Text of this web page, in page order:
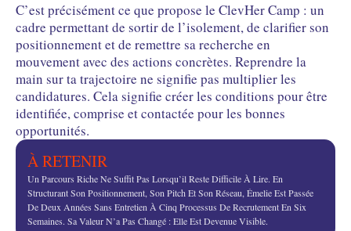
C’est précisément ce que propose le ClevHer Camp : un
cadre permettant de sortir de l’isolement, de clarifier son
positionnement et de remettre sa recherche en
mouvement avec des actions concrètes. Reprendre la
main sur ta trajectoire ne signifie pas multiplier les
candidatures. Cela signifie créer les conditions pour être
identifiée, comprise et contactée pour les bonnes
opportunités.
À RETENIR
Un Parcours Riche Ne Suffit Pas Lorsqu’il Reste Difficile À Lire. En
Structurant Son Positionnement, Son Pitch Et Son Réseau, Émelie Est Passée
De Deux Années Sans Entretien À Cinq Processus De Recrutement En Six
Semaines. Sa Valeur N’a Pas Changé : Elle Est Devenue Visible.